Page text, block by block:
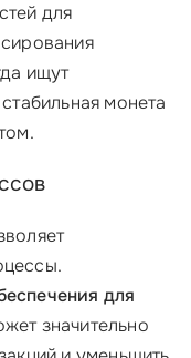
для
ищут
монета
для
значительно